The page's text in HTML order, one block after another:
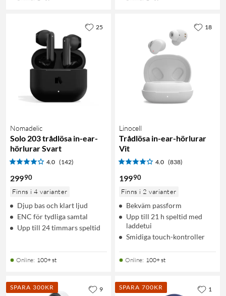
Nomadelic
Solo 203 trådlösa in-ear-
hörlurar Svart
4.0 (142)
29990
Finns i 4 varianter
Djup bas och klart ljud
ENC för tydliga samtal
Upp till 24 timmars speltid
Online: 100+ st
25
Linocell
Trådlösa in-ear-hörlurar
Vit
4.0 (838)
19990
Finns i 2 varianter
Bekväm passform
Upp till 21 h speltid med
laddetui
Smidiga touch-kontroller
Online: 100+ st
18
SPARA 300KR 9
SPARA 700KR
1